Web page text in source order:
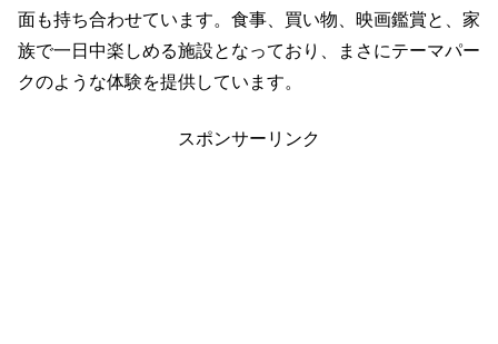
面も持ち合わせています。食事、買い物、映画鑑賞と、家
族で一日中楽しめる施設となっており、まさにテーマパー
クのような体験を提供しています。
スポンサーリンク